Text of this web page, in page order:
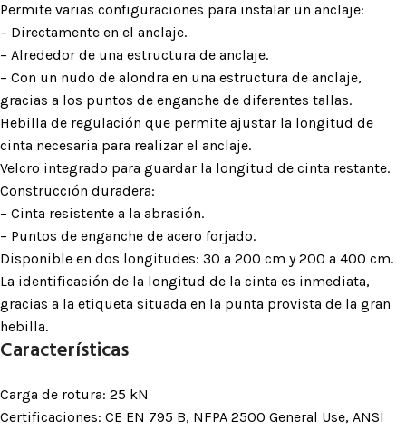
Permite varias configuraciones para instalar un anclaje:
– Directamente en el anclaje.
– Alrededor de una estructura de anclaje.
– Con un nudo de alondra en una estructura de anclaje,
gracias a los puntos de enganche de diferentes tallas.
Hebilla de regulación que permite ajustar la longitud de
cinta necesaria para realizar el anclaje.
Velcro integrado para guardar la longitud de cinta restante.
Construcción duradera:
– Cinta resistente a la abrasión.
– Puntos de enganche de acero forjado.
Disponible en dos longitudes: 30 a 200 cm y 200 a 400 cm.
La identificación de la longitud de la cinta es inmediata,
gracias a la etiqueta situada en la punta provista de la gran
hebilla.
Características
Carga de rotura: 25 kN
Certificaciones: CE EN 795 B, NFPA 2500 General Use, ANSI